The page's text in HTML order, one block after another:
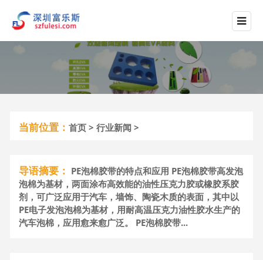
当前位置：首页>行业新闻>
导语摘要： PE泡棉胶带的特点和应用 PE泡棉胶带高发泡
泡棉为基材，两面涂布高效能的油性压克力胶或橡胶系胶
剂，可广泛应用于汽车，墙饰、陶瓷木质的表面，其中以
PE电子发泡泡棉为基材，用耐高温压克力油性胶水生产的
汽车泡棉，应用愈来愈广泛。 PE泡棉胶带...